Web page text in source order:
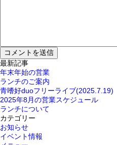
最新記事
年末年始の営業
ランチのご案内
青嗜好duoフリーライブ(2025.7.19)
2025年8月の営業スケジュール
ランチについて
カテゴリー
お知らせ
イベント情報